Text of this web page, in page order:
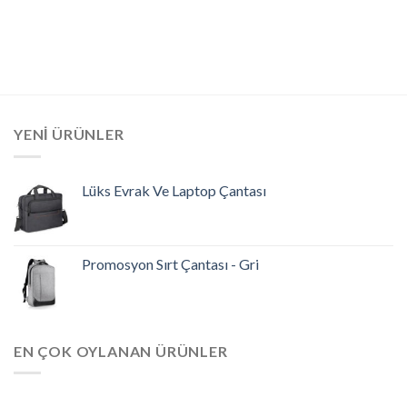
YENI ÜRÜNLER
Lüks Evrak Ve Laptop Çantası
Promosyon Sırt Çantası - Gri
EN ÇOK OYLANAN ÜRÜNLER